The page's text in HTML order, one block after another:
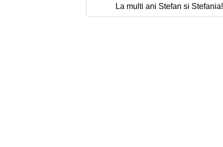
La multi ani Stefan si Stefania!